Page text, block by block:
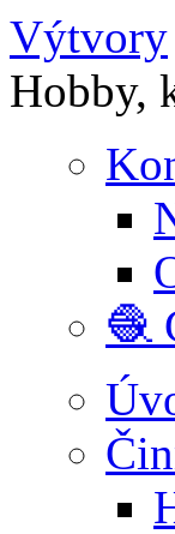
Výtvory
Hobby,
🧶